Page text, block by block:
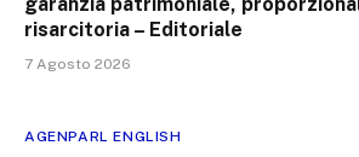
risarcitoria – Editoriale
7 Agosto 2026
AGENPARL ENGLISH